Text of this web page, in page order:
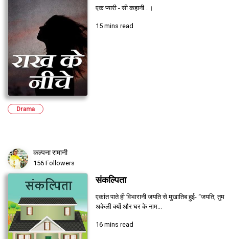
एक प्यारी - सी कहानी...।
15 mins read
Drama
कल्पना रामानी
156 Followers
संकल्पिता
एकांत पाते ही विभारानी जयति से मुखातिब हुई- “जयति, तुम
अकेली क्यों और घर के नाम...
16 mins read